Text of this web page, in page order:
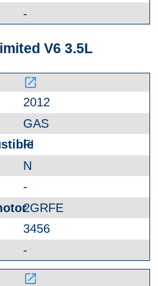
-
V6 3.5L
launch
2012
GAS
FI
N
-
2GRFE
3456
-
launch